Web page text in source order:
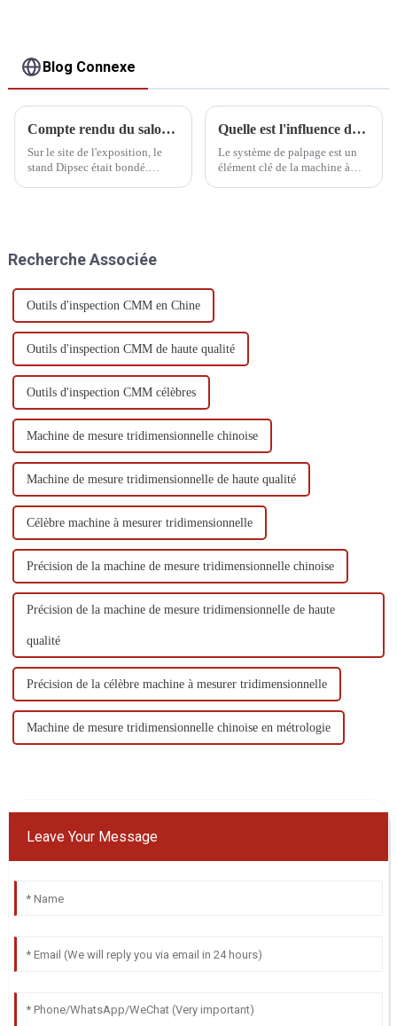
Blog Connexe
Compte rendu du salon ITES de Shenzhen
Sur le site de l'exposition, le
stand Dipsec était bondé.
Quelle est l'influence de l'inspection de la sonde CMM sur le résultat d'étalonnage ?
Le système de palpage est un
élément clé de la machine à
Recherche Associée
Outils d'inspection CMM en Chine
Outils d'inspection CMM de haute qualité
Outils d'inspection CMM célèbres
Machine de mesure tridimensionnelle chinoise
Machine de mesure tridimensionnelle de haute qualité
Célèbre machine à mesurer tridimensionnelle
Précision de la machine de mesure tridimensionnelle chinoise
Précision de la machine de mesure tridimensionnelle de haute
qualité
Précision de la célèbre machine à mesurer tridimensionnelle
Machine de mesure tridimensionnelle chinoise en métrologie
Leave Your Message